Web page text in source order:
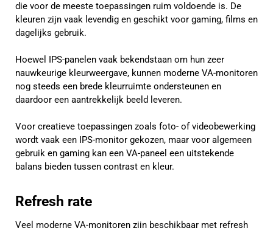
die voor de meeste toepassingen ruim voldoende is. De
kleuren zijn vaak levendig en geschikt voor gaming, films en
dagelijks gebruik.
Hoewel IPS-panelen vaak bekendstaan om hun zeer
nauwkeurige kleurweergave, kunnen moderne VA-monitoren
nog steeds een brede kleurruimte ondersteunen en
daardoor een aantrekkelijk beeld leveren.
Voor creatieve toepassingen zoals foto- of videobewerking
wordt vaak een IPS-monitor gekozen, maar voor algemeen
gebruik en gaming kan een VA-paneel een uitstekende
balans bieden tussen contrast en kleur.
Refresh rate
Veel moderne VA-monitoren zijn beschikbaar met refresh